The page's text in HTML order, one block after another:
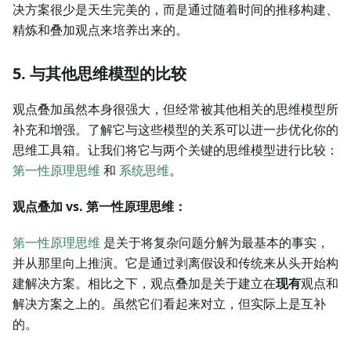
决方案很少是天生完美的，而是通过随着时间的推移构建、
精炼和叠加观点来培养出来的。
5. 与其他思维模型的比较
观点叠加虽然本身很强大，但经常被其他相关的思维模型所
补充和增强。了解它与这些模型的关系可以进一步优化你的
思维工具箱。让我们将它与两个关键的思维模型进行比较：
第一性原理思维 和 系统思维。
观点叠加 vs. 第一性原理思维：
第一性原理思维 是关于将复杂问题分解为最基本的事实，
并从那里向上推演。它是通过剥离假设和传统来从头开始构
建解决方案。相比之下，观点叠加是关于建立在现有观点和
解决方案之上的。虽然它们看起来对立，但实际上是互补
的。